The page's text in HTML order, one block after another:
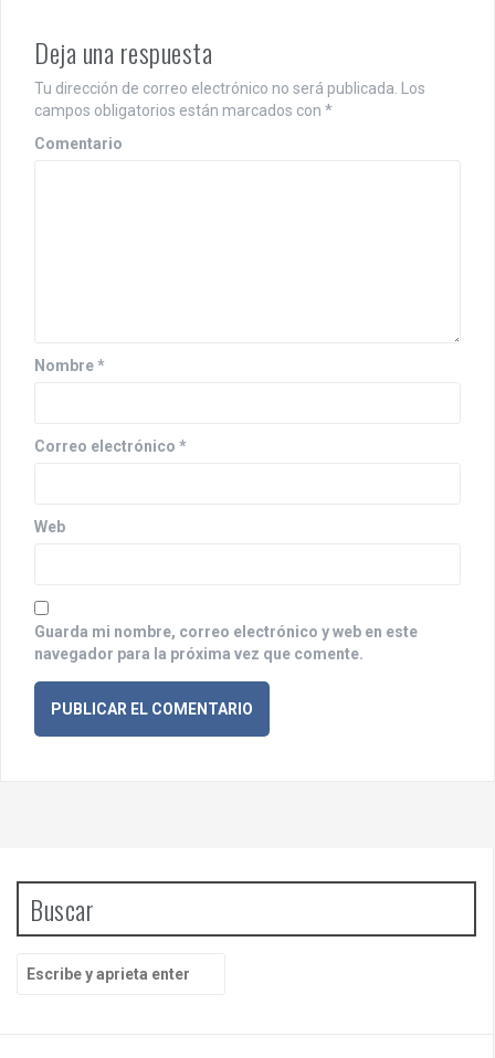
c
i
ó
t
a
a
Deja una respuesta
Tu dirección de correo electrónico no será publicada.
Los
campos obligatorios están marcados con *
Comentario
Nombre*
Correo electrónico *
Web
Guarda mi nombre, correo electrónico y web en este
navegador para la próxima vez que comente.
Buscar